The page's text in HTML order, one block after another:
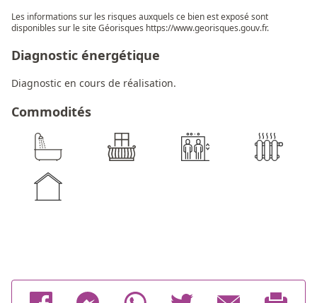
Les informations sur les risques auxquels ce bien est exposé sont
disponibles sur le site Géorisques https://www.georisques.gouv.fr.
Diagnostic énergétique
Diagnostic en cours de réalisation.
Commodités